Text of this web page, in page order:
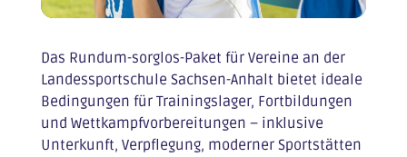
Das Rundum-sorglos-Paket für Vereine an der
Landessportschule Sachsen-Anhalt bietet ideale
Bedingungen für Trainingslager, Fortbildungen
und Wettkampfvorbereitungen – inklusive
Unterkunft, Verpflegung, moderner Sportstätten